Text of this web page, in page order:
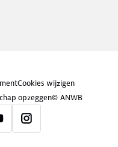
Cookies wijzigen
opzeggen© ANWB